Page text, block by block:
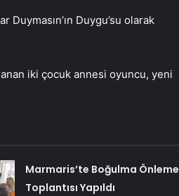
Duymasın’ın Duygu’su olarak
iki çocuk annesi oyuncu, yeni
Marmaris’te Boğulma Önleme
Toplantısı Yapıldı